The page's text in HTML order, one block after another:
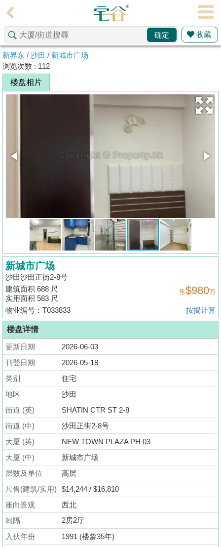
理
主
页
搵
楼/
放
按
地
产
博
客
地
产
新
闻
数
据
公
布
置
业
手
册
关
於
我
们
确定 收藏
新界东 / 沙田 / 新城市广场
浏览次数 : 112
楼盘相片
新城市广场
沙田沙田正街2-8号
建筑面积 688 尺
实用面积 583 尺
售$980万
物业编号：T033833 按揭计算
楼盘详情
更新日期
2026-06-03
刊登日期
2026-05-18
类别
住宅
地区
沙田
街道 (英)
SHATIN CTR ST 2-8
街道 (中)
沙田正街2-8号
大厦 (英)
NEW TOWN PLAZA PH 03
大厦 (中)
新城市广场
层数及单位
高层
尺售(建筑/实用)
$14,244 / $16,810
座向景观
西北
间隔
2房2厅
入伙年份
1991 (楼龄35年)